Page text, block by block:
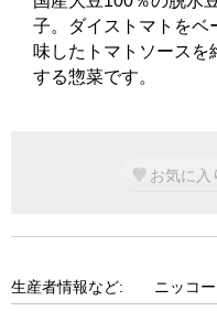
子。ダイストマトをベ
味したトマトソースを
する惣菜です。
お気に入
生産者情報など:
ニッコ